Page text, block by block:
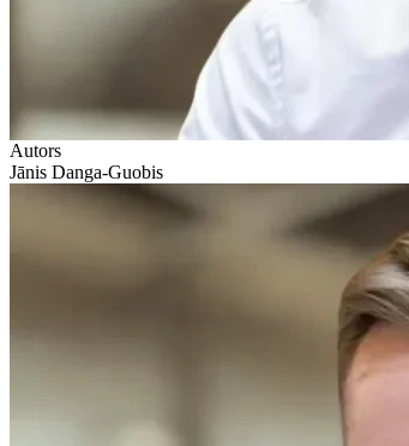
Autors
Jānis Danga-Guobis